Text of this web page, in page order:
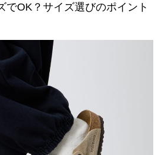
でOK？サイズ選びのポイント